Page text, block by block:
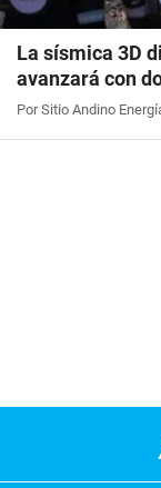
La sísmica 3D
avanzará con
Por Sitio Andino